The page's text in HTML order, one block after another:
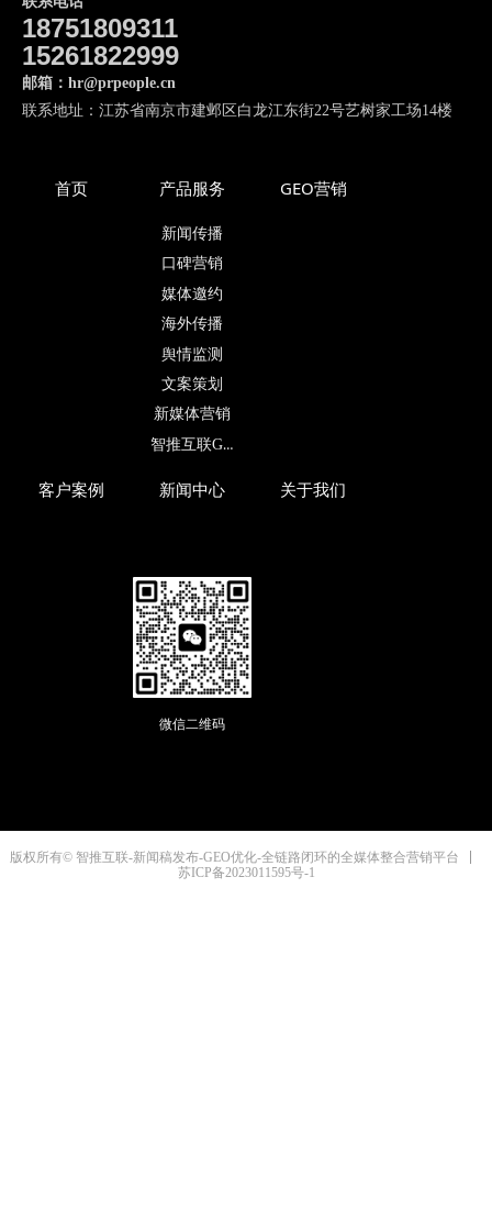
18751809311
15261822999
邮箱：hr@prpeople.cn
联系地址：江苏省南京市建邺区白龙江东街22号艺树家工场14楼
首页 产品服务 GEO营销
微信二维码
客户案例 新闻中心 关于我们
新闻传播
口碑营销
媒体邀约
海外传播
舆情监测
文案策划
新媒体营销
智推互联GEO
版权所有© 智推互联-新闻稿发布-GEO优化-全链路闭环的全媒体整合营销平台
苏ICP备2023011595号-1